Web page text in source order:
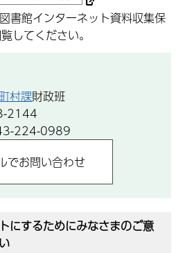
書館インターネット資料収集保
してください。
村課財政班
2144
224-0989
にするためにみなさまのご意